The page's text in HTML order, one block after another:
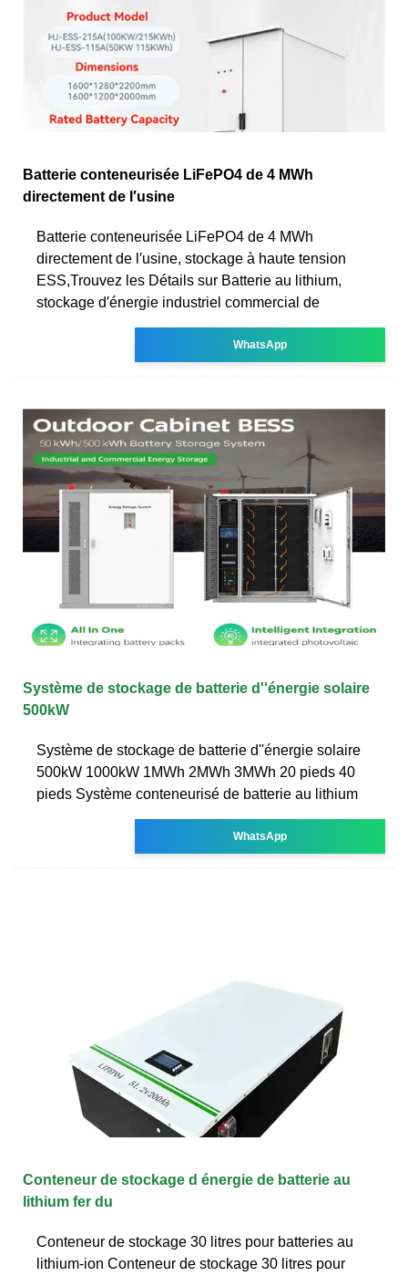
Batterie conteneurisée LiFePO4 de 4 MWh
directement de l′usine
Batterie conteneurisée LiFePO4 de 4 MWh
directement de l′usine, stockage à haute tension
ESS,Trouvez les Détails sur Batterie au lithium,
stockage d′énergie industriel commercial de
WhatsApp
Système de stockage de batterie d''énergie solaire
500kW
Système de stockage de batterie d''énergie solaire
500kW 1000kW 1MWh 2MWh 3MWh 20 pieds 40
pieds Système conteneurisé de batterie au lithium
WhatsApp
Conteneur de stockage d énergie de batterie au
lithium fer du
Conteneur de stockage 30 litres pour batteries au
lithium-ion Conteneur de stockage 30 litres pour